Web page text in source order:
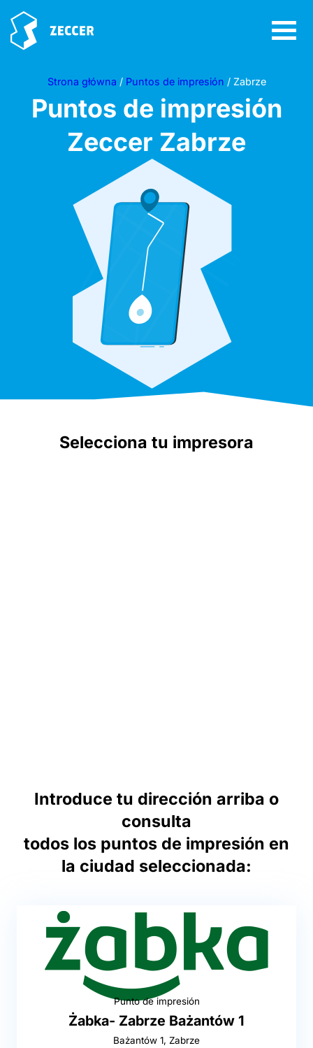
Strona główna / Puntos de impresión / Zabrze
Puntos de impresión
Zeccer Zabrze
Selecciona tu impresora
Introduce tu dirección arriba o
consulta
todos los puntos de impresión en
la ciudad seleccionada:
Punto de impresión
Żabka- Zabrze Bażantów 1
Bażantów 1, Zabrze